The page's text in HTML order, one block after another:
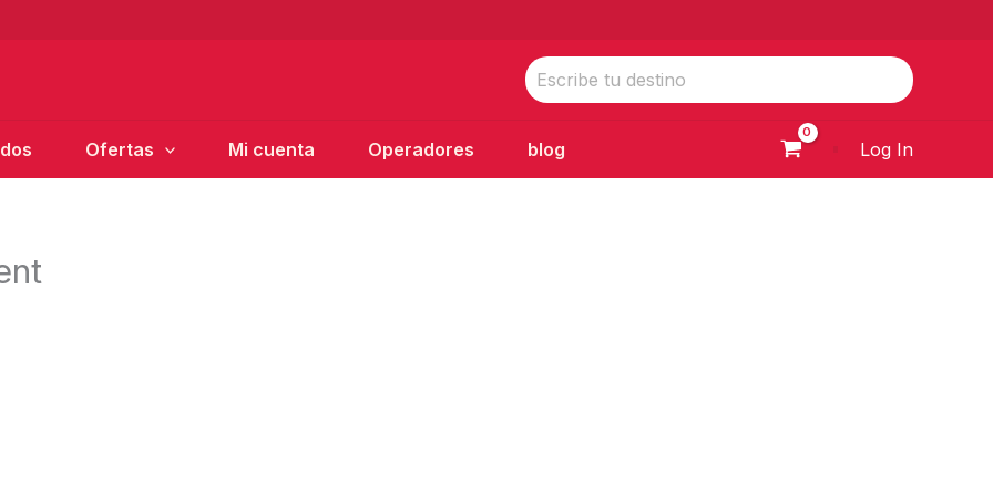
Buscar
por:
Ofertas Mi cuenta Operadores blog Log In